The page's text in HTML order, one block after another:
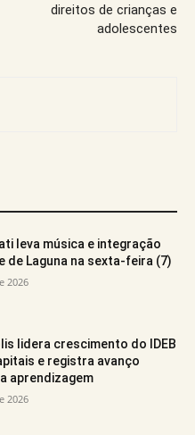
direitos de crianças e
adolescentes
leva música e integração
de Laguna na sexta-feira (7)
2026
lidera crescimento do IDEB
e registra avanço
aprendizagem
2026